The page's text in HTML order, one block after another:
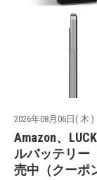
2026年08月06日( 木 )
Amazon、
ルバッテリー
売中（クーポ